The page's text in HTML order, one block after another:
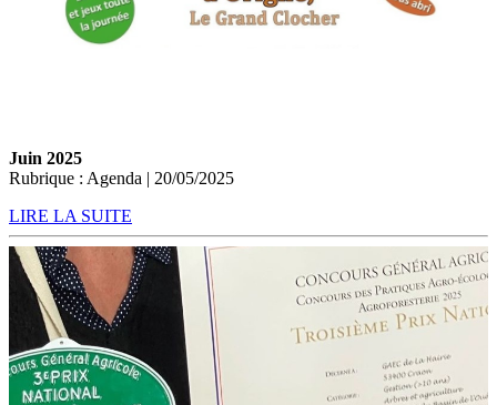
Juin 2025
Rubrique : Agenda | 20/05/2025
LIRE LA SUITE